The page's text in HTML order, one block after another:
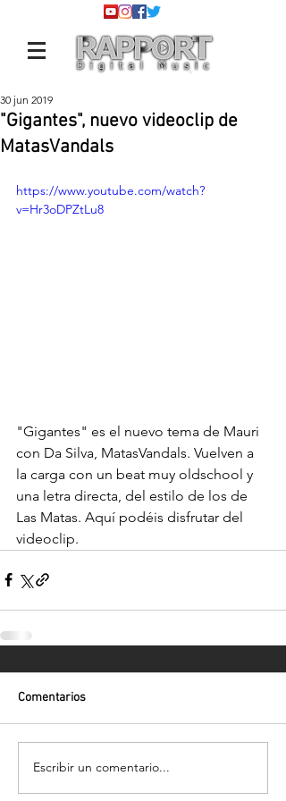
"Gigantes", nuevo videoclip de
MatasVandals
30 jun 2019
https://www.youtube.com/watch?
v=Hr3oDPZtLu8
"Gigantes" es el nuevo tema de Mauri
con Da Silva, MatasVandals. Vuelven a
la carga con un beat muy oldschool y
una letra directa, del estilo de los de
Las Matas. Aquí podéis disfrutar del
videoclip.
Comentarios
Escribir un comentario...